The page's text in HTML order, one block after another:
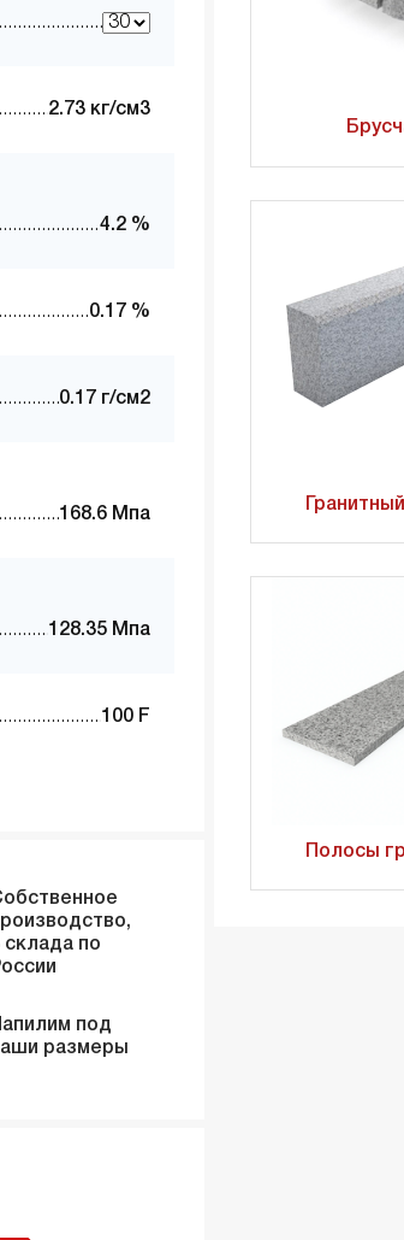
Полосы
2.73 кг/см3
4.2 %
0.17 %
0.17 г/см2
168.6 Мпа
128.35 Мпа
100 F
склада по
под
размеры